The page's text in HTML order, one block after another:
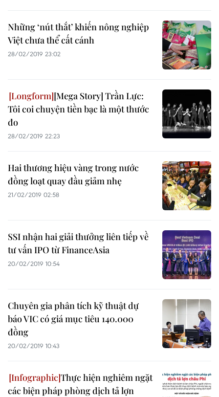
Những ‘nút thắt’ khiến nông nghiệp
Việt chưa thể cất cánh
28/02/2019 23:02
[Mega Story] Trần Lực:
Tôi coi chuyện tiền bạc là một thước
đo
28/02/2019 22:23
Hai thương hiệu vàng trong nước
đồng loạt quay đầu giảm nhẹ
21/02/2019 02:58
SSI nhận hai giải thưởng liên tiếp về
tư vấn IPO từ FinanceAsia
20/02/2019 10:54
Chuyên gia phân tích kỹ thuật dự
báo VIC có giá mục tiêu 140.000
đồng
20/02/2019 10:43
Thực hiện nghiêm ngặt
các biện pháp phòng dịch tả lợn